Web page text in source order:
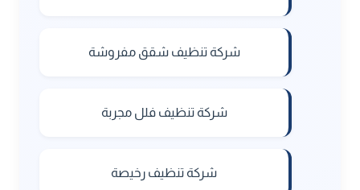
شركة تنظيف شقق مفروشة
شركة تنظيف فلل مجربة
شركة تنظيف رخيصة